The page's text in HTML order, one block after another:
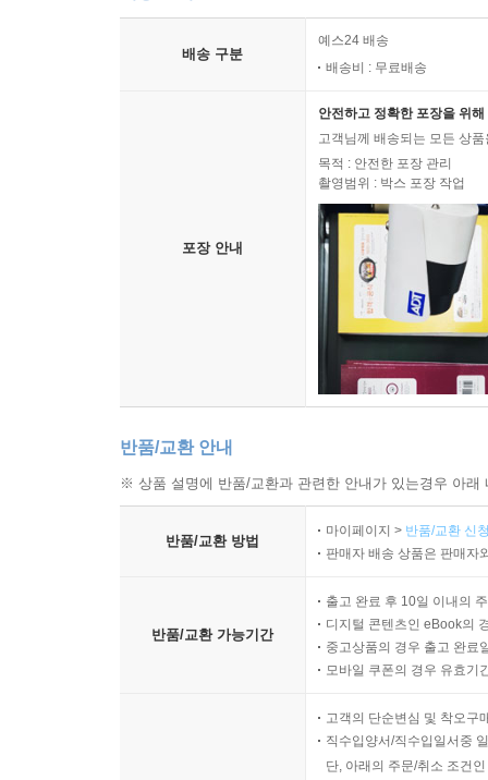
배송 구분
예스24 배송
배송비 : 무료배송
포장 안내
안전하고 정확한 포장을 위
고객님께 배송되는 모든 상
목적 : 안전한 포장 관리
촬영범위 : 박스 포장 작업
반품/교환 안내
※ 상품 설명에 반품/교환과 관련한 안내가 있는경우 아
반품/교환 방법
마이페이지 > 반품/교환 신
판매자 배송 상품은 판매자
반품/교환 가능기간
출고 완료 후 10일 이내의
디지털 콘텐츠인 eBook의
중고상품의 경우 출고 완료
모바일 쿠폰의 경우 유효기
고객의 단순변심 및 착오구
직수입양서/직수입일서중
단, 아래의 주문/취소 조건